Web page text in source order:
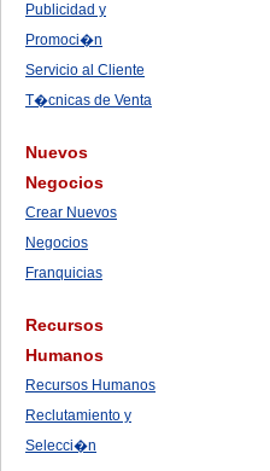
Publicidad y
Promoci�n
Servicio al Cliente
T�cnicas de Venta
Nuevos
Negocios
Crear Nuevos
Negocios
Franquicias
Recursos
Humanos
Recursos Humanos
Reclutamiento y
Selecci�n